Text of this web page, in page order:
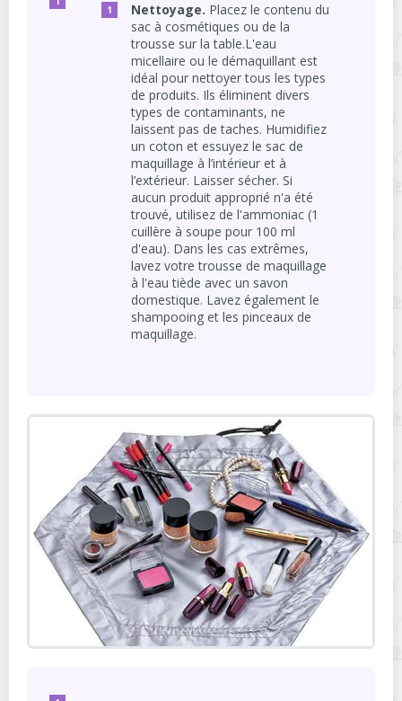
Nettoyage. Placez le contenu du
sac à cosmétiques ou de la
trousse sur la table.L'eau
micellaire ou le démaquillant est
idéal pour nettoyer tous les types
de produits. Ils éliminent divers
types de contaminants, ne
laissent pas de taches. Humidifiez
un coton et essuyez le sac de
maquillage à l’intérieur et à
l’extérieur. Laisser sécher. Si
aucun produit approprié n'a été
trouvé, utilisez de l'ammoniac (1
cuillère à soupe pour 100 ml
d'eau). Dans les cas extrêmes,
lavez votre trousse de maquillage
à l'eau tiède avec un savon
domestique. Lavez également le
shampooing et les pinceaux de
maquillage.